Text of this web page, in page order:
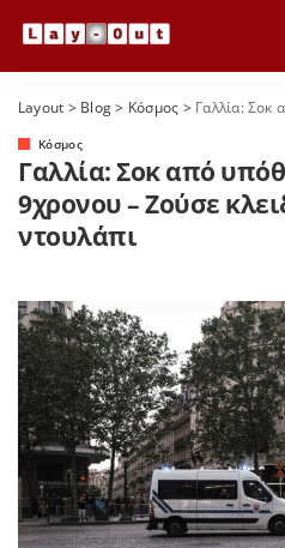
Layout > Blog> Κόσμος > Γαλλία: Σοκ από
Κόσμος
Γαλλία: Σοκ από
9χρονου – Ζούσε
ντουλάπι